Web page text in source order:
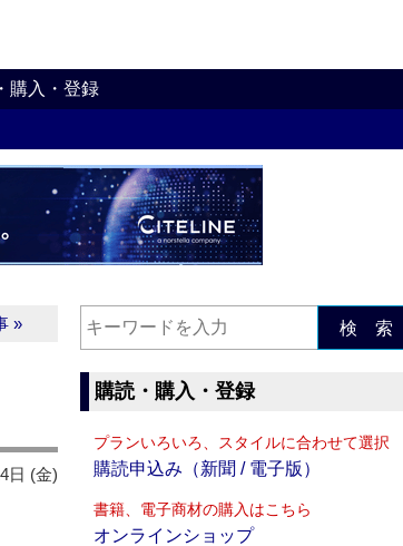
購入・登録
»
日 (金)
検 索
購読・購入・登録
プランいろいろ、スタイルに合わせて選択
購読申込み（新聞 / 電子版）
書籍、電子商材の購入はこちら
オンラインショップ